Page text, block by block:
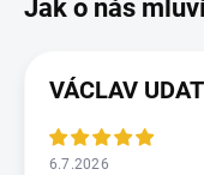
VÁCLAV
6.7.2026